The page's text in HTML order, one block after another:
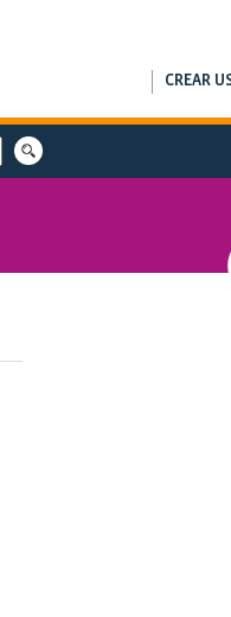
CREAR